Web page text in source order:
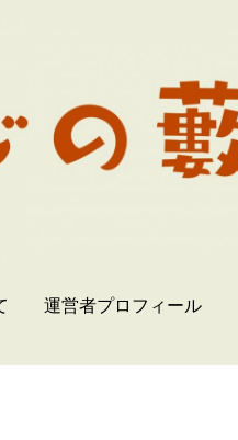
運営者プロフィール